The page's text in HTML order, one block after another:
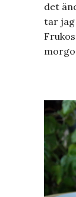
det
tar jag